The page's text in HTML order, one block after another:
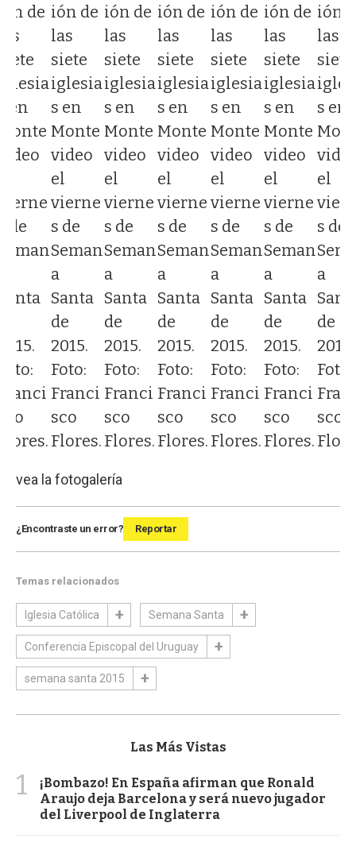
de
en
de
ión de
las
siete
iglesia
s en
Monte
video
el
vierne
s de
Seman
a
Santa
de
2015.
Foto:
Franci
sco
Flores.
ión de
las
siete
iglesia
s en
Monte
video
el
vierne
s de
Seman
a
Santa
de
2015.
Foto:
Franci
sco
Flores.
ión de
las
siete
iglesia
s en
Monte
video
el
vierne
s de
Seman
a
Santa
de
2015.
Foto:
Franci
sco
Flores.
ión de
las
siete
iglesia
s en
Monte
video
el
vierne
s de
Seman
a
Santa
de
2015.
Foto:
Franci
sco
Flores.
ión de
las
siete
iglesia
s en
Monte
video
el
vierne
s de
Seman
a
Santa
de
2015.
Foto:
Franci
sco
Flores.
ión
las
siete
s en
el
s de
a
de
2015.
Foto:
sco
vea la fotogalería
¿Encontraste un error? Reportar
Temas relacionados
Iglesia Católica Semana Santa
Conferencia Episcopal del Uruguay
semana santa 2015
Las Más Vistas
1
¡Bombazo! En España afirman que Ronald
Araujo deja Barcelona y será nuevo jugador
del Liverpool de Inglaterra